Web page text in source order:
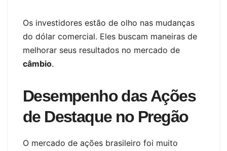
Os investidores estão de olho nas mudanças
do dólar comercial. Eles buscam maneiras de
melhorar seus resultados no mercado de
câmbio.
Desempenho das Ações
de Destaque no Pregão
O mercado de ações brasileiro foi muito